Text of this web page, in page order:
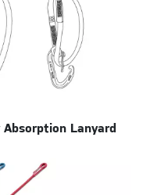
Absorption Lanyard